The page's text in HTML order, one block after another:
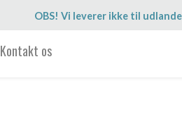
OBS! Vi leverer ikke til
Kontakt os